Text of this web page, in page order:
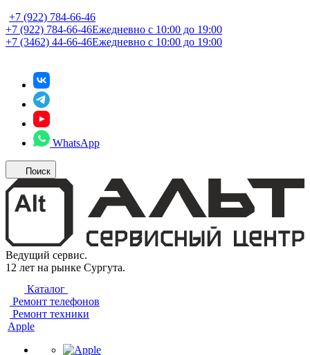
+7 (922) 784-66-46
+7 (922) 784-66-46Ежедневно с 10:00 до 19:00
+7 (3462) 44-66-46Ежедневно с 10:00 до 19:00
WhatsApp
Поиск
Ведущий сервис.
12 лет на рынке Сургута.
Каталог
Ремонт телефонов
Ремонт техники
Apple